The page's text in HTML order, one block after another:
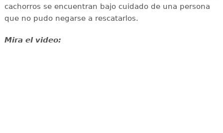
cachorros se encuentran bajo cuidado de una persona
que no pudo negarse a rescatarlos.
Mira el video: